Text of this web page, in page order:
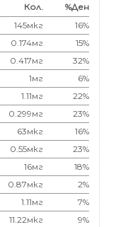
Кол.
%Ден
145мкг
16%
0.174мг
15%
0.417мг
32%
1мг
6%
1.11мг
22%
0.299мг
23%
63мкг
16%
0.55мкг
23%
16мг
18%
0.87мкг
2%
1.11мг
7%
11.22мкг
9%